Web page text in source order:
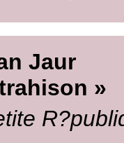
Jaur
»